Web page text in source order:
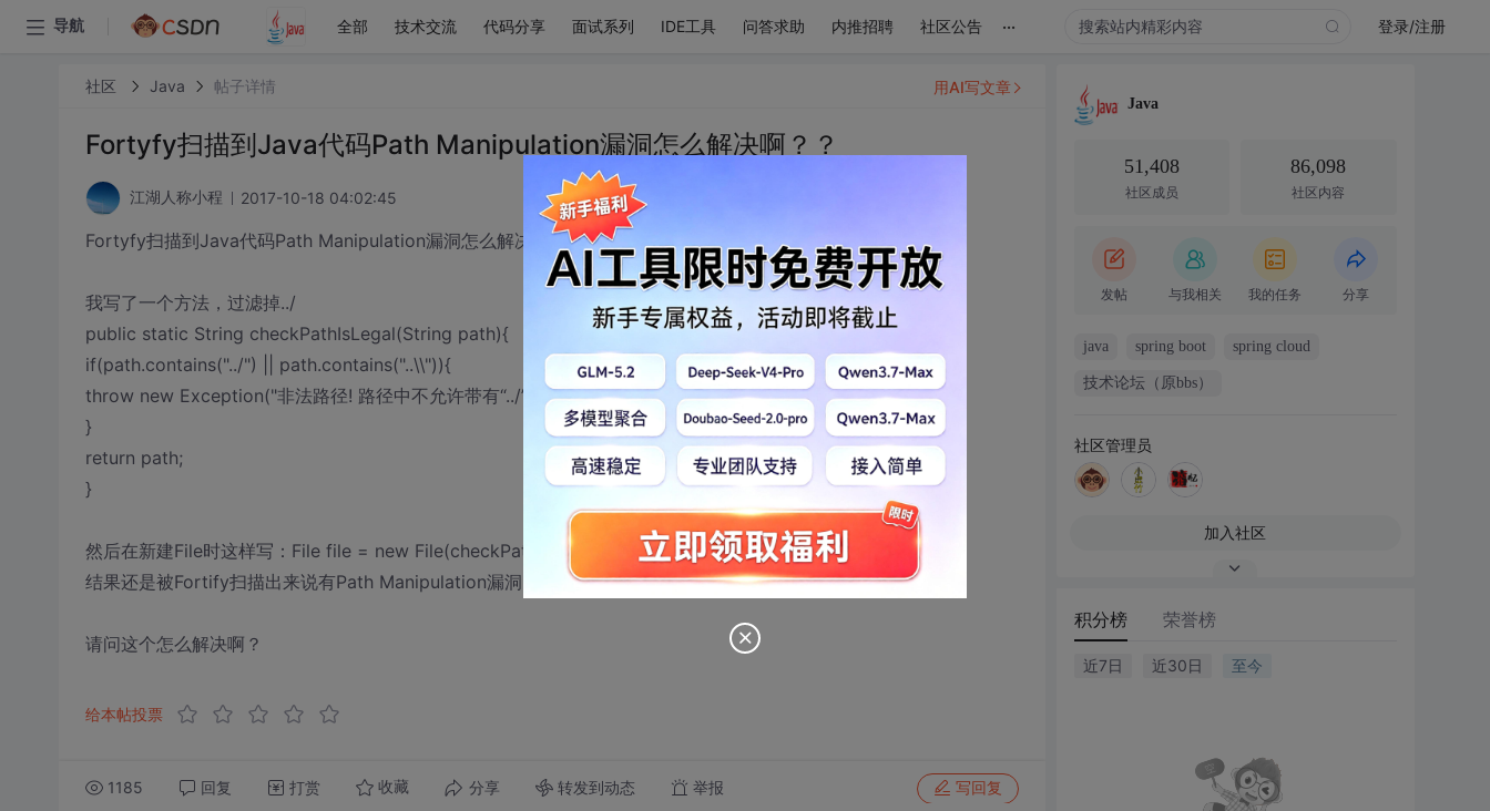
导航 全部 技术交流 代码分享 面试系列 IDE工具 问答求助 内推招聘 社区公告 ... 登录/注册
社区 Java 帖子详情
Fortyfy扫描到Java代码Path Manipulation漏洞怎么解决啊？？
江湖人称小程 2017-10-18 04:02:45
Fortyfy扫描到Java代码Path Manipulation漏洞怎么解决啊？？
我写了一个方法，过滤掉../
public static String checkPathIsLegal(String path){
if(path.contains("../") || path.contains("..\\")){
throw new Exception("非法路径! 路径中不允许带有“../”或“..\\”");
}
return path;
}
然后在新建File时这样写：File file = new File(checkPathIsLegal(parent));
结果还是被Fortify扫描出来说有Path Manipulation漏洞！！
请问这个怎么解决啊？
给本帖投票
1185 回复 打赏 收藏 分享 转发到动态 举报 写回复
用AI写文章
Java
51,408
社区成员
86,098
社区内容
发帖 与我相关 我的任务 分享
java spring boot spring cloud
技术论坛（原bbs）
社区管理员
加入社区
积分榜 荣誉榜
近7日 近30日 至今